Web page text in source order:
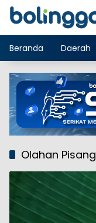
Langsung
Beranda
Daerah
Olahan Pisang